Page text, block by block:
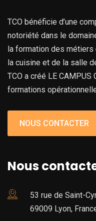
TCO bénéficie d’une
notoriété dans le
la formation des métiers
la cuisine et de la salle
TCO a créé LE
formations
NOUS CONTACTER
Nous
53 rue de Saint-
69009 Lyon,